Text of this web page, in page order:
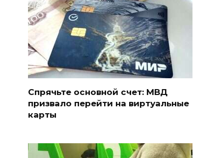
Спрячьте основной счет: МВД
призвало перейти на виртуальные
карты